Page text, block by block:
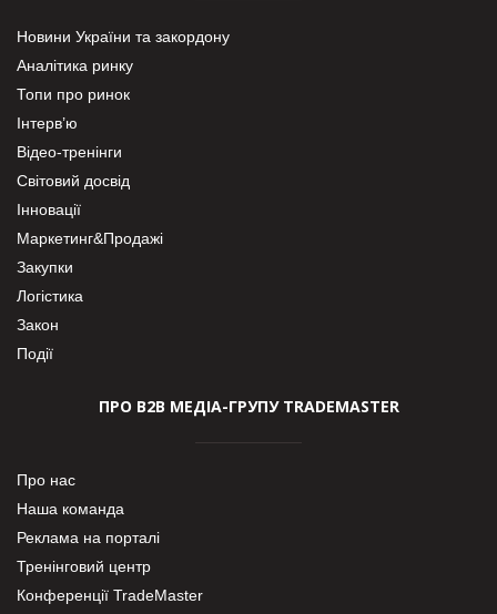
Новини України та закордону
Аналітика ринку
Топи про ринок
Інтерв’ю
Відео-тренінги
Світовий досвід
Інновації
Маркетинг&Продажі
Закупки
Логістика
Закон
Події
ПРО В2В МЕДІА-ГРУПУ TRADEMASTER
Про нас
Наша команда
Реклама на порталі
Тренінговий центр
Конференції TradeMaster